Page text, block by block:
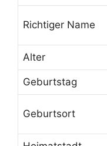
Richtiger Name
Alter
Geburtstag
Geburtsort